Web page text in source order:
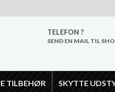
TELEFON ?
SEND EN MAIL TIL
TILBEHØR SKYTTE